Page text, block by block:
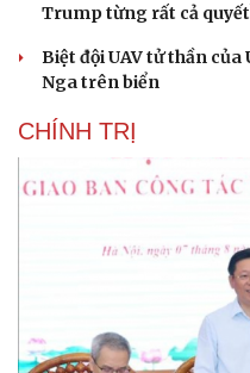
Trump từng rất cả
Biệt đội UAV tử thần
Nga trên biển
CHÍNH TRỊ